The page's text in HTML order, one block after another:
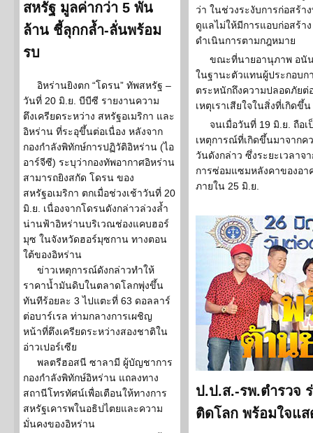
สหรัฐ มูลค่ากว่า 5 พัน
ล้าน ชี้ลุกกล้ำ-ลั่นพร้อม
รบ
อิหร่านยิงตก “โดรน” ทัพสหรัฐ –
วันที่ 20 มิ.ย. บีบีซี รายงานความ
ตึงเครียดระหว่าง สหรัฐอเมริกา และ
อิหร่าน ที่ระอุขึ้นต่อเนื่อง หลังจาก
กองกำลังพิทักษ์การปฏิวัติอิหร่าน (ไอ
อาร์จีซี) ระบุว่ากองทัพอากาศอิหร่าน
สามารถยิงสกัด โดรน ของ
สหรัฐอเมริกา ตกเมื่อช่วงเช้าวันที่ 20
มิ.ย. เนื่องจากโดรนดังกล่าวล่วงล้ำ
น่านฟ้าอิหร่านบริเวณช่องแคบฮอร์
มุซ ในจังหวัดฮอร์มุซกาน ทางตอน
ใต้ของอิหร่าน
ข่าวเหตุการณ์ดังกล่าวทำให้
ราคาน้ำมันดิบในตลาดโลกพุ่งขึ้น
ทันทีร้อยละ 3 ไปแตะที่ 63 ดอลลาร์
ต่อบาร์เรล ท่ามกลางการเผชิญ
หน้าที่ตึงเครียดระหว่างสองชาติใน
อ่าวเปอร์เซีย
พลตรีฮอสนี ซาลามี ผู้บัญชาการ
กองกำลังพิทักษ์อิหร่าน แถลงทาง
สถานีโทรทัศน์เพื่อเตือนให้ทางการ
สหรัฐเคารพในอธิปไตยและความ
มั่นคงของอิหร่าน
ว่า ในช่วงระงับการก่อสร้า
ดูแลไม่ให้มีการแอบก่อสร้า
ดำเนินการตามกฎหมาย
ขณะที่นายอานุภาพ อนัน
ในฐานะตัวแทนผู้ประกอบก
ตระหนักถึงความปลอดภัยต่
เหตุเราเสียใจในสิ่งที่เกิดขึ้น
จนเมื่อวันที่ 19 มิ.ย. ถือ
เหตุการณ์ที่เกิดขึ้นมาจากค
วันดังกล่าว ซึ่งระยะเวลาจ
การซ่อมแซมหลังคาของอา
ภายใน 25 มิ.ย.
ป.ป.ส.-รพ.ตำรวจ
ติดโลก พร้อมใจแส